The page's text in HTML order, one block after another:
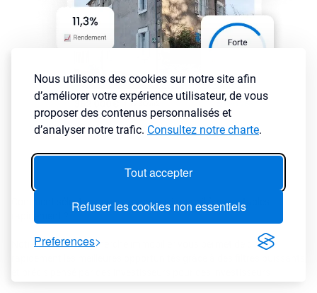
Nous utilisons des cookies sur notre site afin
d’améliorer votre expérience utilisateur, de vous
proposer des contenus personnalisés et
d’analyser notre trafic. Consultez notre charte.
Tout accepter
Refuser les cookies non essentiels
Preferences
Comment sélectionner les annonces immobilières rentables
Notre moteur de recherche immobilier vous permet de cibler